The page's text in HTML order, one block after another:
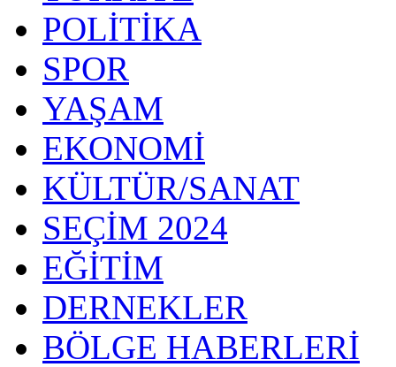
POLİTİKA
SPOR
YAŞAM
EKONOMİ
KÜLTÜR/SANAT
SEÇİM 2024
EĞİTİM
DERNEKLER
BÖLGE HABERLERİ